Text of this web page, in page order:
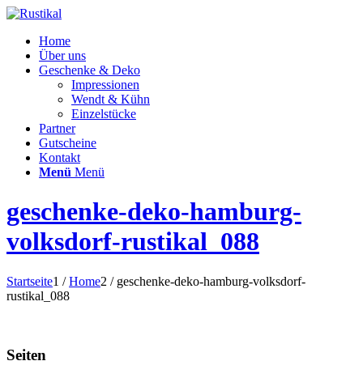
Home
Über uns
Geschenke & Deko
Impressionen
Wendt & Kühn
Einzelstücke
Partner
Gutscheine
Kontakt
Menü Menü
geschenke-deko-hamburg-
volksdorf-rustikal_088
Startseite1 / Home2 / geschenke-deko-hamburg-volksdorf-
rustikal_088
Seiten